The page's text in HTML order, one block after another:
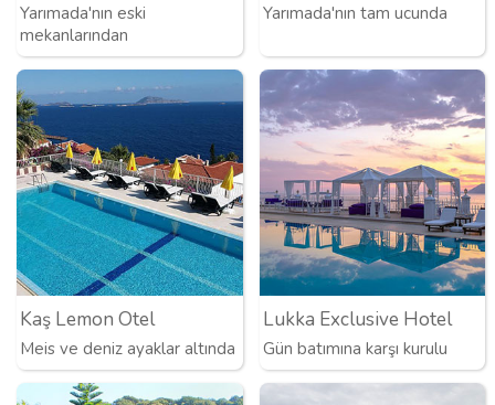
Yarımada'nın eski
mekanlarından
Yarımada'nın tam ucunda
Kaş Lemon Otel
Meis ve deniz ayaklar altında
Lukka Exclusive Hotel
Gün batımına karşı kurulu